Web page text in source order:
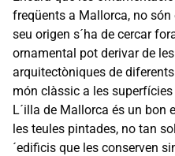
freqüents a Mallorca, no són
seu origen s´ha de cercar
ornamental pot derivar de
arquitectòniques de
món clàssic a les
L´illa de Mallorca és un bon
les teules pintades, no tan
´edificis que les conserven